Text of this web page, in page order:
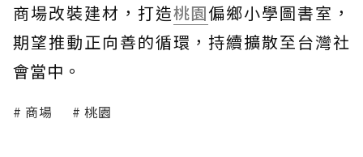
商場改裝建材，打造桃園偏鄉小學圖書室，
期望推動正向善的循環，持續擴散至台灣社
會當中。
商場 桃園